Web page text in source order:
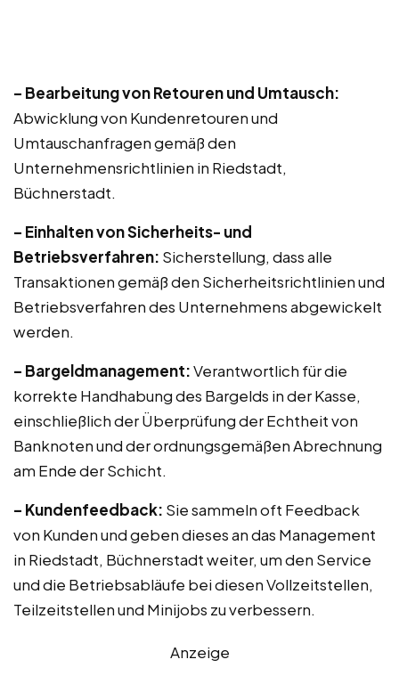
– Bearbeitung von Retouren und Umtausch:
Abwicklung von Kundenretouren und
Umtauschanfragen gemäß den
Unternehmensrichtlinien in Riedstadt,
Büchnerstadt.
– Einhalten von Sicherheits- und
Betriebsverfahren: Sicherstellung, dass alle
Transaktionen gemäß den Sicherheitsrichtlinien und
Betriebsverfahren des Unternehmens abgewickelt
werden.
– Bargeldmanagement:Verantwortlich für die
korrekte Handhabung des Bargelds in der Kasse,
einschließlich der Überprüfung der Echtheit von
Banknoten und der ordnungsgemäßen Abrechnung
am Ende der Schicht.
– Kundenfeedback: Sie sammeln oft Feedback
von Kunden und geben dieses an das Management
in Riedstadt, Büchnerstadt weiter, um den Service
und die Betriebsabläufe bei diesen Vollzeitstellen,
Teilzeitstellen und Minijobs zu verbessern.
Anzeige